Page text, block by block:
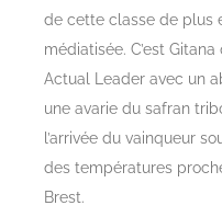
de cette classe de plus
médiatisée. C’est
Actual Leader avec un
une avarie du safran
l’arrivée du vainqueur
des températures
Brest.